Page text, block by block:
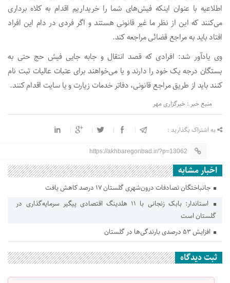
اطلاعیه با عنوان اینکه فیش‌های شما را خریداریم اقدام به کلاه برداری
می‌کنند که این از نظر ما غیر قانونی هستند و اگر فردی در دام این افراد
افتاد باید به مراجع قضائی مراجعه کند.
وی یادآور شد: افرادی که قصد انتقال و جابه جایی فیش حج حتی به
بستگان درجه یک خود را دارند و یا می‌خواهند برای عتبات عالیات ثبت نام
کنند باید از طریق مراجع قانونی، دفاتر خدمات زیارت و یا سایت اقدام کنند.
منبع خبر : خبرگزاری مهر
به اشتراک بگذارید :
https://akhbaregonbad.ir/?p=13062
اخبار مشابه
جانباختگان تصادفات درون‌شهری گلستان ۱۷ درصد کاهش یافت
استاندار: بابک زنجانی با ۱۱ هلدینگ اقتصادی پیگیر سرمایه‌گذاری در
گلستان است
افزایش ۵۳ درصدی بارندگی‌ها در گلستان
ثبت دیدگاه